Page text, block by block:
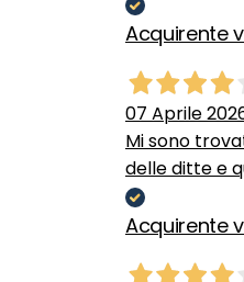
Acquirente
07 Aprile
Mi sono
delle ditte e
Acquirente